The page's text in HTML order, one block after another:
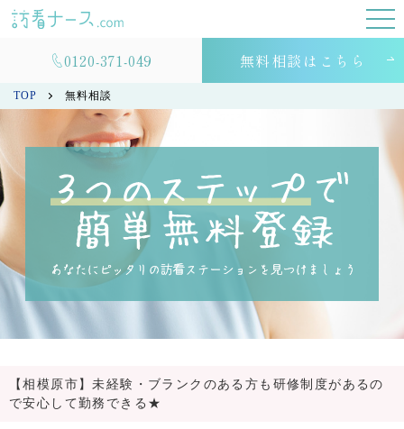
0120-371-049 無料相談はこちら
TOP 無料相談
【相模原市】未経験・ブランクのある方も研修制度があるの
で安心して勤務できる★